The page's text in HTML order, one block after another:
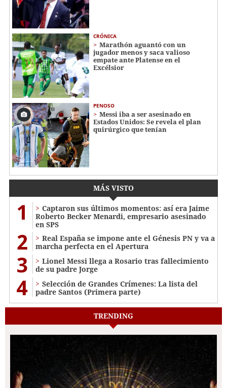
CRÓNICA
Marathón aguantó con un
jugador menos y saca valioso
empate ante Platense en el
Excélsior
PENOSO
Messi iba a ser asesinado en
Estados Unidos: Se revela el plan
quirúrgico que tenían
MÁS VISTO
1
Captaron sus últimos momentos: así era Jaime
Roberto Becker Menardi​​​, empresario asesinado
en SPS
2
Real España se impone ante el Génesis PN y va a
marcha perfecta en el Apertura
3
Lionel Messi llega a Rosario tras fallecimiento
de su padre Jorge
4
Selección de Grandes Crímenes: La lista del
padre Santos (Primera parte)
TRENDING